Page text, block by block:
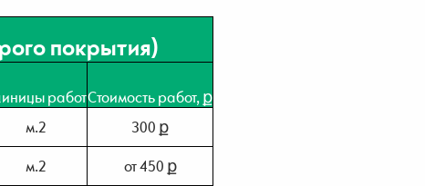
покрытия)
работСтоимость работ, ք
м.2
300 ք
м.2 от 450 ք